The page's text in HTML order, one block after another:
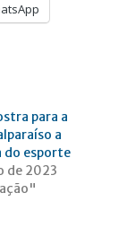
para a
a
do esporte
de 2023